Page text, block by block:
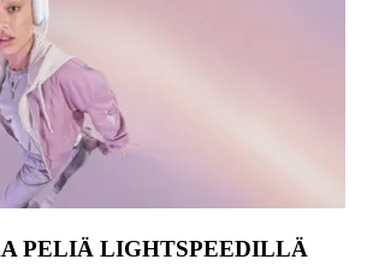
PELIÄ LIGHTSPEEDILLÄ